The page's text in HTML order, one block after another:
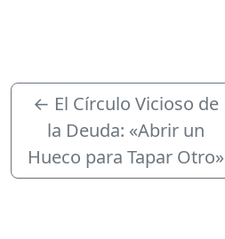
← El Círculo Vicioso de
la Deuda: «Abrir un
Hueco para Tapar Otro»